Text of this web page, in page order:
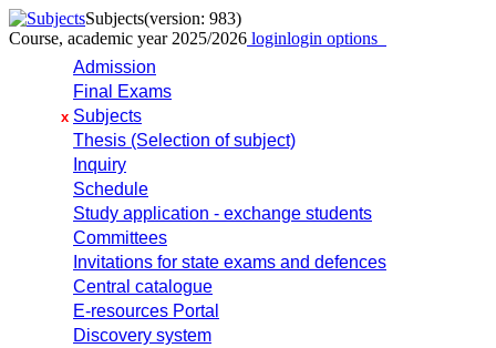
Subjects(version: 983)
Course, academic year 2025/2026 loginlogin options
Admission
Final Exams
x Subjects
Thesis (Selection of subject)
Inquiry
Schedule
Study application - exchange students
Committees
Invitations for state exams and defences
Central catalogue
E-resources Portal
Discovery system